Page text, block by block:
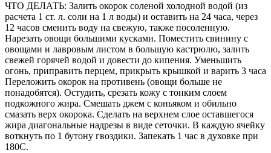
ЧТО ДЕЛАТЬ: Залить окорок соленой холодной водой (из
расчета 1 ст. л. соли на 1 л воды) и оставить на 24 часа, через
12 часов сменить воду на свежую, также посоленную.
Нарезать овощи большими кусками. Поместить свинину с
овощами и лавровым листом в большую кастрюлю, залить
свежей горячей водой и довести до кипения. Уменьшить
огонь, приправить перцем, прикрыть крышкой и варить 3 часа
Переложить окорок на противень (овощи больше не
понадобятся). Остудить, срезать кожу с тонким слоем
подкожного жира. Смешать джем с коньяком и обильно
смазать верх окорока. Сделать на верхнем слое оставшегося
жира диагональные надрезы в виде сеточки. В каждую ячейку
воткнуть по 1 бутону гвоздики. Запекать 1 час в духовке при
180С.